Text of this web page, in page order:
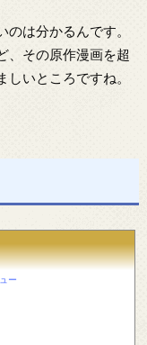
は分かるんです。
、その原作漫画を超
いところですね。
ー